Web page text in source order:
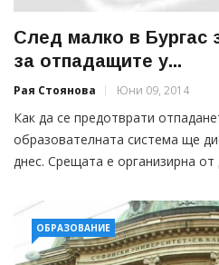
След малко в Бургас
за отпадащите у...
Рая Стоянова Юни 09, 2014
Как да се предотврати
образователната система ще
днес. Срещата е организирна
ОБРАЗОВАНИЕ